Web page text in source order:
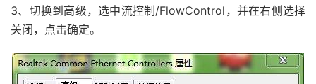
3、切换到高级，选中流控制/FlowControl，并在右侧选择
关闭，点击确定。